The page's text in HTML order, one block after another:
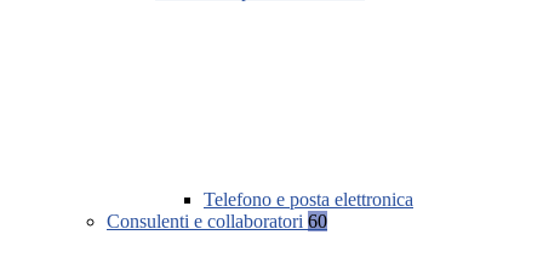
Telefono e posta elettronica
Consulenti e collaboratori 60